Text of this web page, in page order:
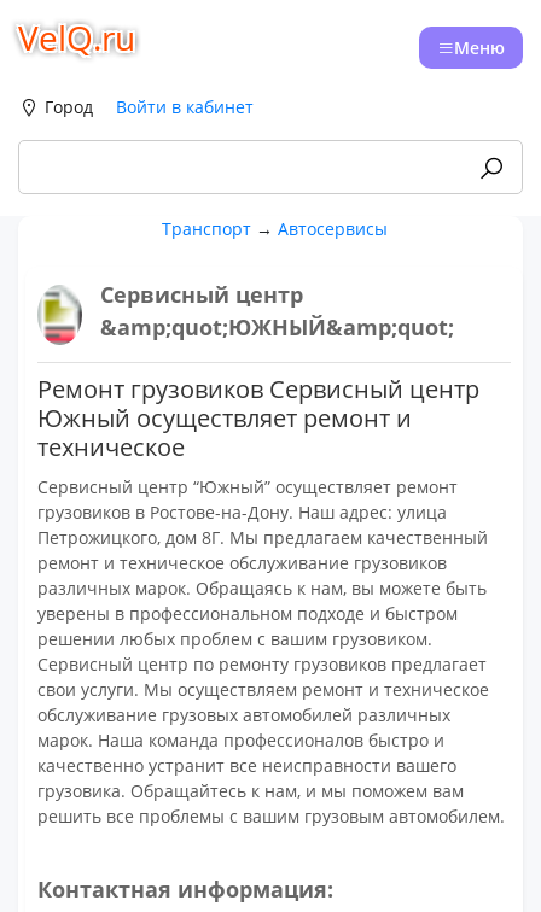
VelQ.ru Меню
Город Войти в кабинет
Транспорт→ Автосервисы
Сервисный центр
&amp;quot;ЮЖНЫЙ&amp;quot;
Ремонт грузовиков Сервисный центр
Южный осуществляет ремонт и
техническое
Сервисный центр “Южный” осуществляет ремонт
грузовиков в Ростове-на-Дону. Наш адрес: улица
Петрожицкого, дом 8Г. Мы предлагаем качественный
ремонт и техническое обслуживание грузовиков
различных марок. Обращаясь к нам, вы можете быть
уверены в профессиональном подходе и быстром
решении любых проблем с вашим грузовиком.
Сервисный центр по ремонту грузовиков предлагает
свои услуги. Мы осуществляем ремонт и техническое
обслуживание грузовых автомобилей различных
марок. Наша команда профессионалов быстро и
качественно устранит все неисправности вашего
грузовика. Обращайтесь к нам, и мы поможем вам
решить все проблемы с вашим грузовым автомобилем.
Контактная информация: